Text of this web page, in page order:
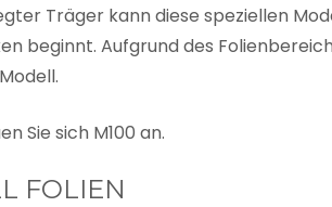
Träger kann diese speziellen
beginnt. Aufgrund des
Sie sich M100 an.
FOLIEN